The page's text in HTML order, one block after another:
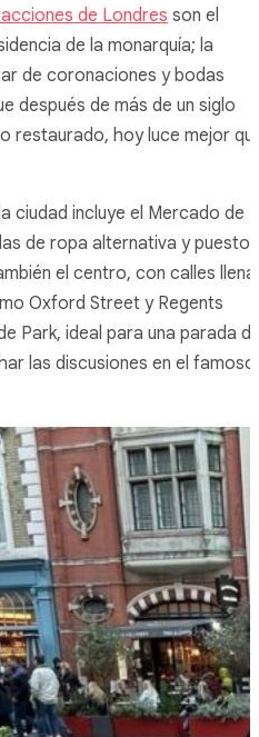
de Londres son el
de la monarquía; la
de coronaciones y bodas
después de más de un siglo
restaurado, hoy luce mejor
ciudad incluye el Mercado de
de ropa alternativa y puestos
el centro, con calles
Oxford Street y Regents
Park, ideal para una parada
las discusiones en el famoso